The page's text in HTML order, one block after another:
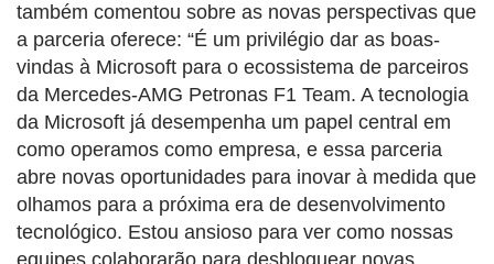
também comentou sobre as novas perspectivas que
a parceria oferece: “É um privilégio dar as boas-
vindas à Microsoft para o ecossistema de parceiros
da Mercedes-AMG Petronas F1 Team. A tecnologia
da Microsoft já desempenha um papel central em
como operamos como empresa, e essa parceria
abre novas oportunidades para inovar à medida que
olhamos para a próxima era de desenvolvimento
tecnológico. Estou ansioso para ver como nossas